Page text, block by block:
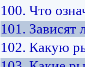
100. Что
101. Зависят
102. Какую